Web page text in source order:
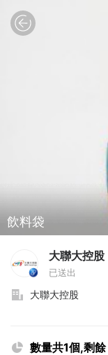
飲料袋
大聯大控股
已送出
大聯大控股
數量共1個,剩餘